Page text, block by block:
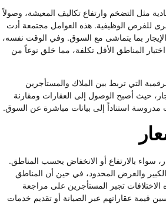
مثل التضخم وارتفاع تكاليف المعيشة، وصولاً
للفرص الوظيفية. هذه العوامل مجتمعة أدت
بما يتماشى مع السوق. وفي الوقت نفسه،
المناطق الأقل تكلفة، مما خلق نوعاً من
التي تربط بين الملاك والمستأجرين
حيث أصبح الوصول إلى العقارات ومقارنة
مدروسة استناداً إلى بيانات مباشرة عن السوق.
سواء بالارتفاع أو الانخفاض بحسب المناطق.
والعرض المحدود، في حين أن المناطق
الاختلافات تجبر المستأجرين على مراجعة
قيمة عقاراتهم عبر الصيانة أو تقديم خدمات